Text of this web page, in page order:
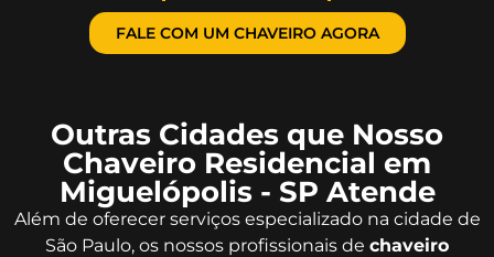
FALE COM UM CHAVEIRO AGORA
Outras Cidades que Nosso
Chaveiro Residencial em
Miguelópolis - SP Atende
Além de oferecer serviços especializado na cidade de
São Paulo, os nossos profissionais de chaveiro